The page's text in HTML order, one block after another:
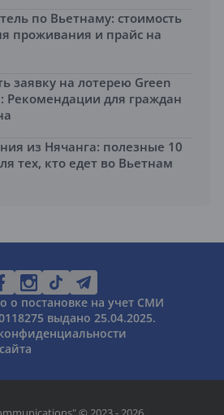
по Вьетнаму: стоимость
проживания и прайс на
заявку на лотерею Green
Рекомендации для граждан
из Нячанга: полезные 10
тех, кто едет во Вьетнам
о постановке на учет СМИ
выдано 25.04.2025.